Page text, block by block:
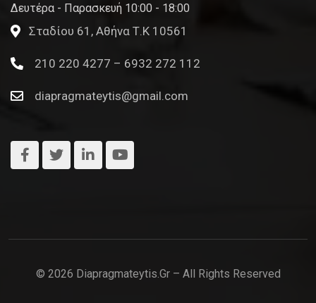
Δευτέρα - Παρασκευή 10:00 - 18:00
Σταδίου 61, Αθήνα Τ.Κ 10561
210 220 4277 – 6932 272 112
diapragmateytis@gmail.com
© 2026 Diapragmateytis.gr – All Rights Reserved